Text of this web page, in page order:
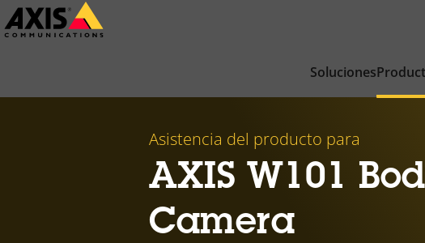
Saltar
al
Soluciones
Asistencia del producto para
AXIS W101
Camera